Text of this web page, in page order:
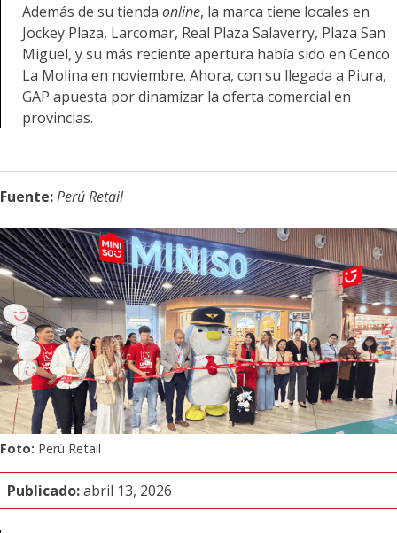
Además de su tienda online, la marca tiene locales en
Jockey Plaza, Larcomar, Real Plaza Salaverry, Plaza San
Miguel, y su más reciente apertura había sido en Cenco
La Molina en noviembre. Ahora, con su llegada a Piura,
GAP apuesta por dinamizar la oferta comercial en
provincias.
Fuente:Perú Retail
Foto: Perú Retail
Publicado:abril 13, 2026